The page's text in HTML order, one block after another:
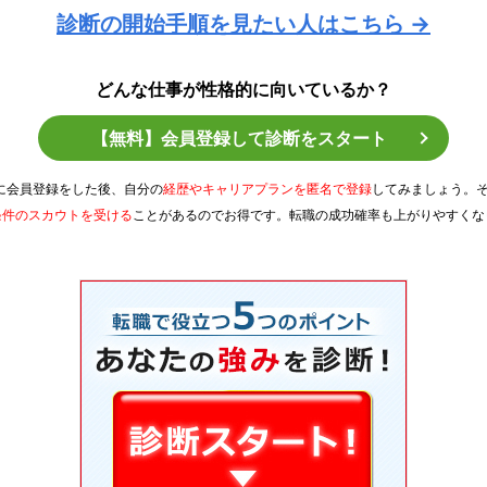
診断の開始手順を見たい人はこちら →
どんな仕事が性格的に向いているか？
【無料】会員登録して診断をスタート
会員登録をした後、自分の経歴やキャリアプランを匿名で登録してみましょう。
のスカウトを受ける ことがあるのでお得です。転職の成功確率も上がりやすくな